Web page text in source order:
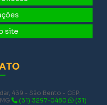
site
439 - São Bento - CEP:
(31) 3297-0480
(31)